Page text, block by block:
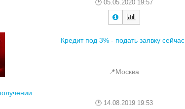
05.05.2020 19:57
Кредит под 3% - подать заявку сейчас
📍Москва
14.08.2019 19:53